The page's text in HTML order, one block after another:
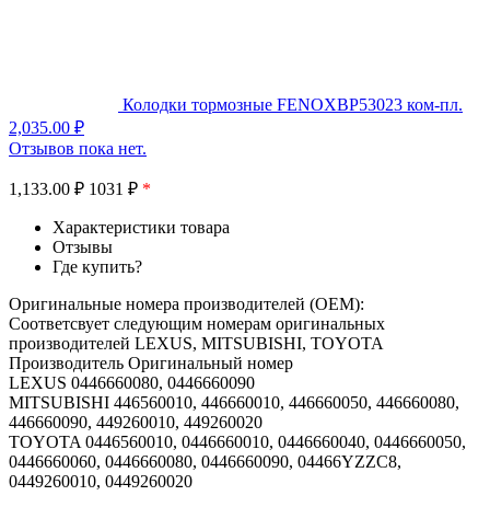
Колодки тормозные FENOXBP53023 ком-пл.
2,035.00 ₽
Отзывов пока нет.
1,133.00 ₽ 1031 ₽ *
Характеристики товара
Отзывы
Где купить?
Оригинальные номера производителей (OEM):
Соответсвует следующим номерам оригинальных
производителей LEXUS, MITSUBISHI, TOYOTA
Производитель Оригинальный номер
LEXUS 0446660080, 0446660090
MITSUBISHI 446560010, 446660010, 446660050, 446660080,
446660090, 449260010, 449260020
TOYOTA 0446560010, 0446660010, 0446660040, 0446660050,
0446660060, 0446660080, 0446660090, 04466YZZC8,
0449260010, 0449260020